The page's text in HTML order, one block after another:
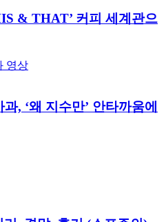
& THAT’ 커피 세계관으
, ‘왜 지수만’ 안타까움에